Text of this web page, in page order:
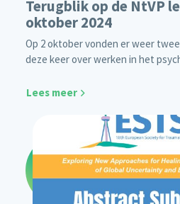
Terugblik op de NtVP
oktober 2024
Op 2 oktober vonden er weer
deze keer over werken in het
Lees meer